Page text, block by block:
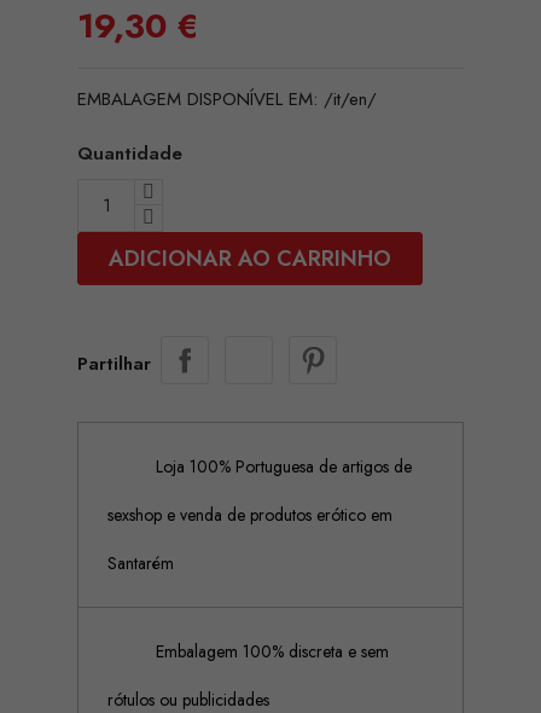
19,30 €
EMBALAGEM DISPONÍVEL EM: /it/en/
Quantidade
ADICIONAR AO CARRINHO
Partilhar
Loja 100% Portuguesa de artigos de
sexshop e venda de produtos erótico em
Santarém
Embalagem 100% discreta e sem
rótulos ou publicidades